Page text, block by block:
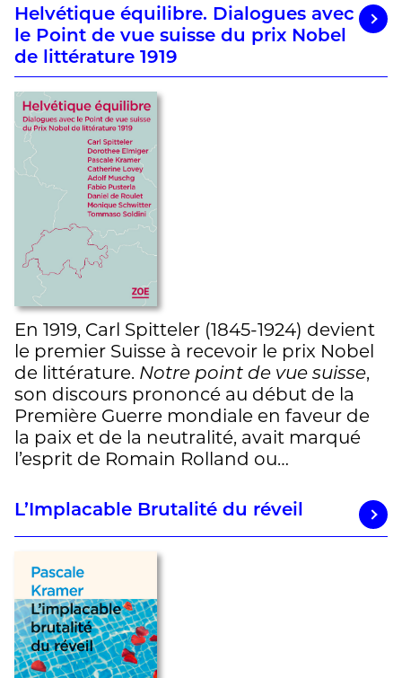
Helvétique équilibre. Dialogues avec
le Point de vue suisse du prix Nobel
de littérature 1919
En 1919, Carl Spitteler (1845-1924) devient
le premier Suisse à recevoir le prix Nobel
de littérature. Notre point de vue suisse,
son discours prononcé au début de la
Première Guerre mondiale en faveur de
la paix et de la neutralité, avait marqué
l’esprit de Romain Rolland ou…
L’Implacable Brutalité du réveil